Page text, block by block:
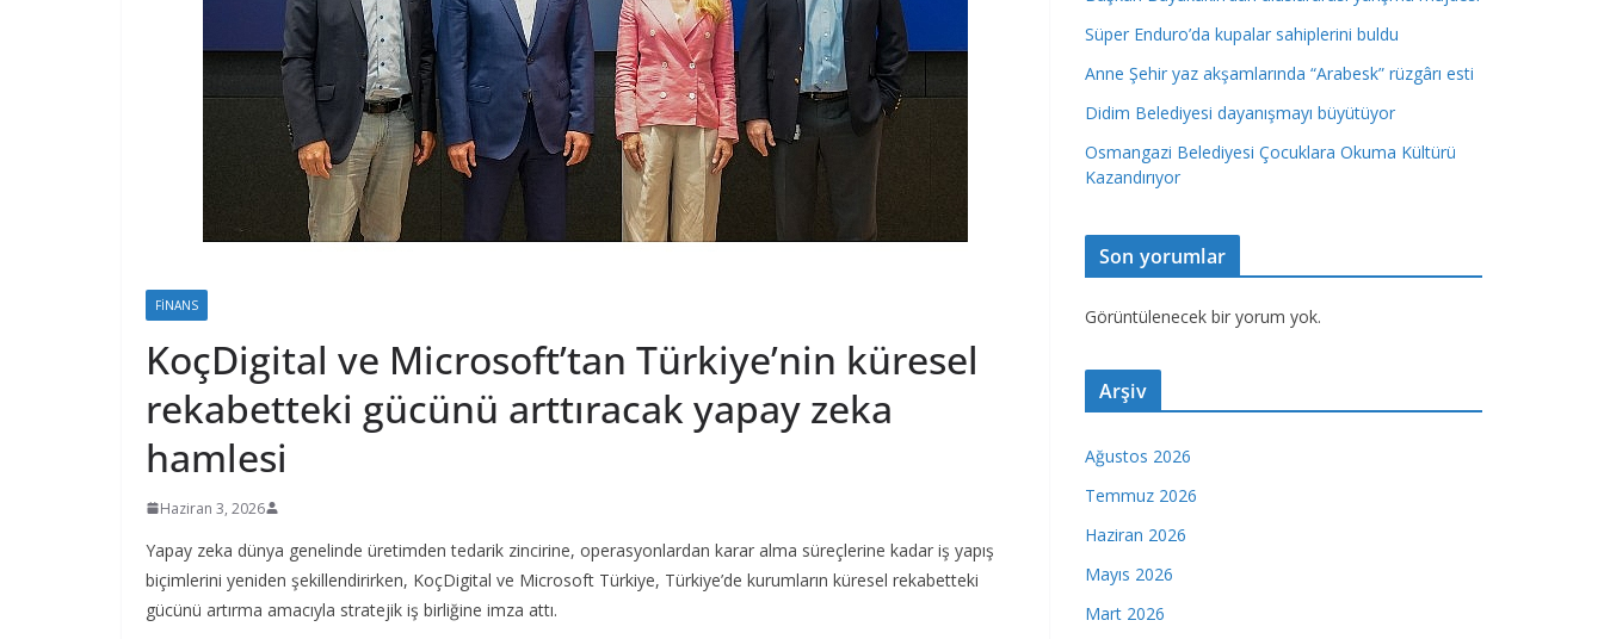
FINANS
KoçDigital ve Microsoft’tan Türkiye’nin küresel
rekabetteki gücünü arttıracak yapay zeka
hamlesi
Haziran 3, 2026
Yapay zeka dünya genelinde üretimden tedarik zincirine, operasyonlardan karar alma süreçlerine kadar iş yapış
biçimlerini yeniden şekillendirirken, KoçDigital ve Microsoft Türkiye, Türkiye’de kurumların küresel rekabetteki
gücünü artırma amacıyla stratejik iş birliğine imza attı.
Süper Enduro’da kupalar sahiplerini buldu
Anne Şehir yaz akşamlarında “Arabesk” rüzgârı esti
Didim Belediyesi dayanışmayı büyütüyor
Osmangazi Belediyesi Çocuklara Okuma Kültürü
Kazandırıyor
Son yorumlar
Görüntülenecek bir yorum yok.
Arşiv
Ağustos 2026
Temmuz 2026
Haziran 2026
Mayıs 2026
Mart 2026